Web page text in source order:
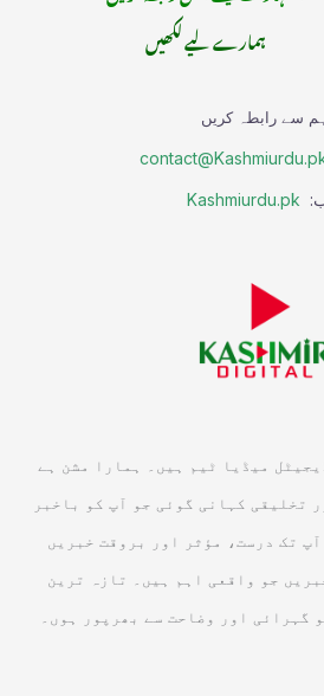
ہمارے لیے لکھیں
ہم سے رابطہ کریں
Kashmiurdu.pk
میڈیا ٹیم ہیں۔ ہمارا مشن ہے
تخلیقی کہانی گوئی جو آپ کو باخبر
تک درست، مؤثر اور بروقت خبریں
جو واقعی اہم ہیں۔ تازہ ترین
گہرائی اور وضاحت سے بھرپور ہوں۔